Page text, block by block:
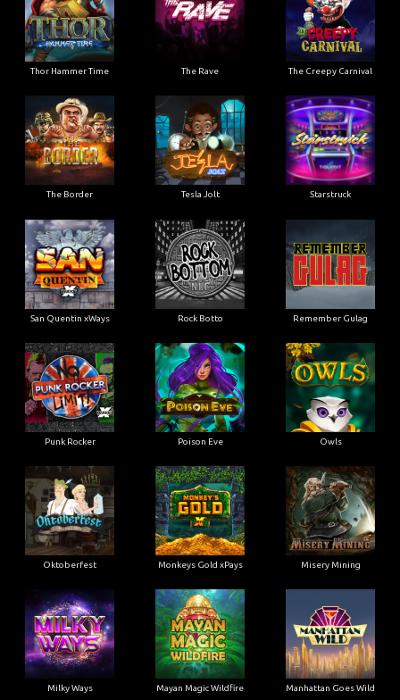
Thor Hammer Time The Rave The Creepy Carnival
The Border Tesla Jolt Starstruck
San Quentin xWays Rock Botto Remember Gulag
Punk Rocker Poison Eve Owls
Oktoberfest Monkeys Gold xPays Misery Mining
Milky Ways Mayan Magic Wildfire Manhattan Goes Wild